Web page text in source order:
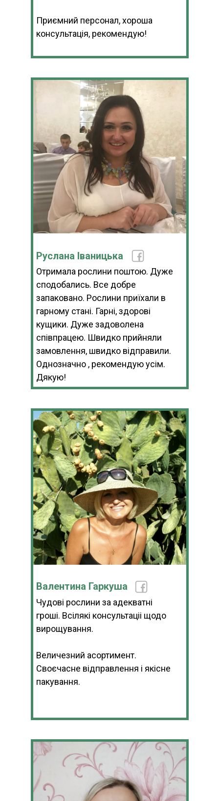
Приємний персонал, хороша
консультація, рекомендую!
Руслана Іваницька
Отримала рослини поштою. Дуже
сподобались. Все добре
запаковано. Рослини приїхали в
гарному стані. Гарні, здорові
кущики. Дуже задоволена
співпрацею. Швидко прийняли
замовлення, швидко відправили.
Однозначно , рекомендую усім.
Дякую!
Валентина Гаркуша
Чудові рослини за адекватні
гроші. Всілякі консультаціі щодо
вирощування.
Величезний асортимент.
Своєчасне відправлення і якісне
пакування.